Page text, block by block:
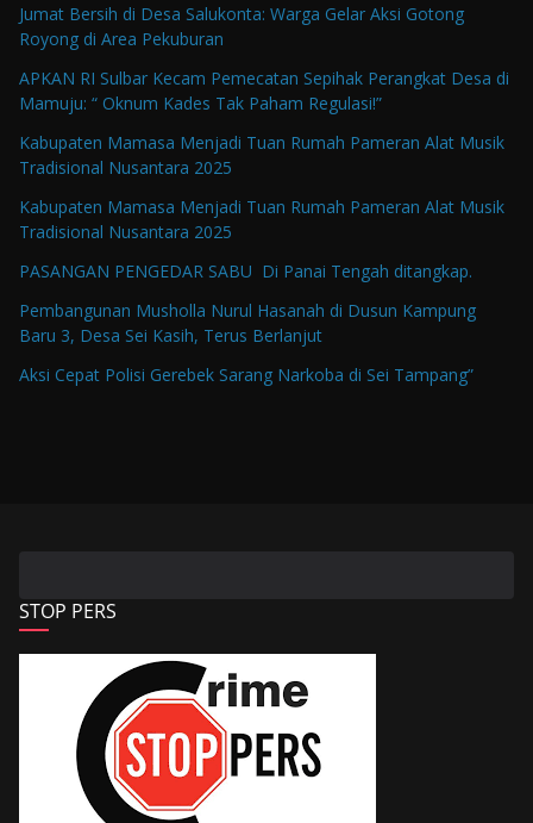
Jumat Bersih di Desa Salukonta: Warga Gelar Aksi Gotong
Royong di Area Pekuburan
APKAN RI Sulbar Kecam Pemecatan Sepihak Perangkat Desa di
Mamuju: “ Oknum Kades Tak Paham Regulasi!”
Kabupaten Mamasa Menjadi Tuan Rumah Pameran Alat Musik
Tradisional Nusantara 2025
Kabupaten Mamasa Menjadi Tuan Rumah Pameran Alat Musik
Tradisional Nusantara 2025
PASANGAN PENGEDAR SABU Di Panai Tengah ditangkap.
Pembangunan Musholla Nurul Hasanah di Dusun Kampung
Baru 3, Desa Sei Kasih, Terus Berlanjut
Aksi Cepat Polisi Gerebek Sarang Narkoba di Sei Tampang”
STOP PERS